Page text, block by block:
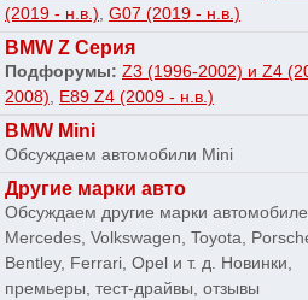
(2019 - н.в.), G07 (2019 - н.в.)
BMW Z Серия
Подфорумы: Z3 (1996-2002) и Z4
2008), E89 Z4 (2009 - н.в.)
BMW Mini
Обсуждаем автомобили Mini
Другие марки авто
Обсуждаем другие марки
Mercedes, Volkswagen, Toyota,
Bentley, Ferrari, Opel и т. д. Новинки,
премьеры, тест-драйвы, отзывы